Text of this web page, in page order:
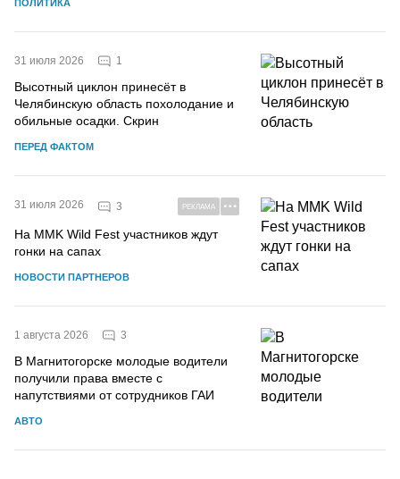
ПОЛИТИКА
31 июля 2026 1
Высотный циклон принесёт в
Челябинскую область похолодание и
обильные осадки. Скрин
ПЕРЕД ФАКТОМ
31 июля 2026 3 РЕКЛАМА
На MMK Wild Fest участников ждут
гонки на сапах
НОВОСТИ ПАРТНЕРОВ
1 августа 2026 3
В Магнитогорске молодые водители
получили права вместе с
напутствиями от сотрудников ГАИ
АВТО